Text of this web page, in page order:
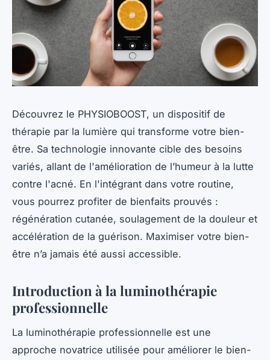
Découvrez le PHYSIOBOOST, un dispositif de
thérapie par la lumière qui transforme votre bien-
être. Sa technologie innovante cible des besoins
variés, allant de l'amélioration de l’humeur à la lutte
contre l'acné. En l'intégrant dans votre routine,
vous pourrez profiter de bienfaits prouvés :
régénération cutanée, soulagement de la douleur et
accélération de la guérison. Maximiser votre bien-
être n’a jamais été aussi accessible.
Introduction à la luminothérapie
professionnelle
La luminothérapie professionnelle est une
approche novatrice utilisée pour améliorer le bien-